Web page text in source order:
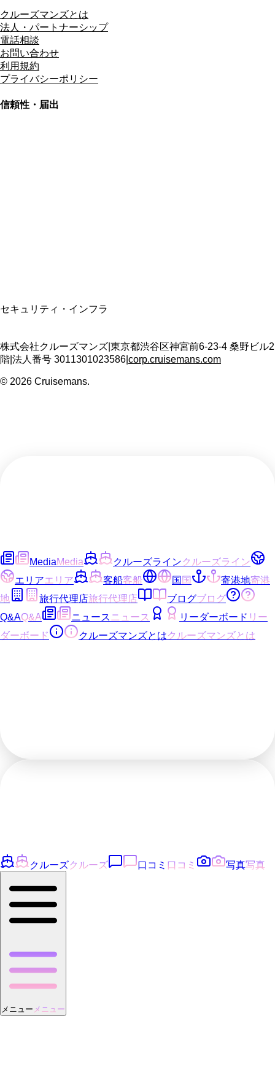
クルーズマンズとは
法人・パートナーシップ
電話相談
お問い合わせ
利用規約
プライバシーポリシー
信頼性・届出
セキュリティ・インフラ
株式会社クルーズマンズ 東京都渋谷区神宮前6-23-4 桑野ビル2
階 法人番号 3011301023586 corp.cruisemans.com
© 2026 Cruisemans.
MediaMedia クルーズラインクルーズライン
エリアエリア 客船客船 国国 寄港地寄港
地
旅行代理店旅行代理店 ブログブログ
Q&AQ&A ニュース ニュース リーダーボード リー
ダーボード
クルーズマンズとはクルーズマンズとは
クルーズクルーズ 口コミ 口コミ 写真写真
メニュー メニュー